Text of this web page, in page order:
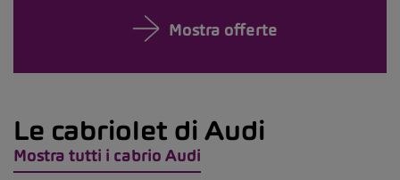
Mostra offerte
Le cabriolet di Audi
Mostra tutti i cabrio Audi